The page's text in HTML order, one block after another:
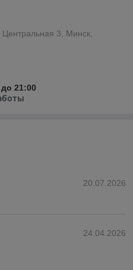
3, Минск,
21:00
20.07.2026
24.04.2026